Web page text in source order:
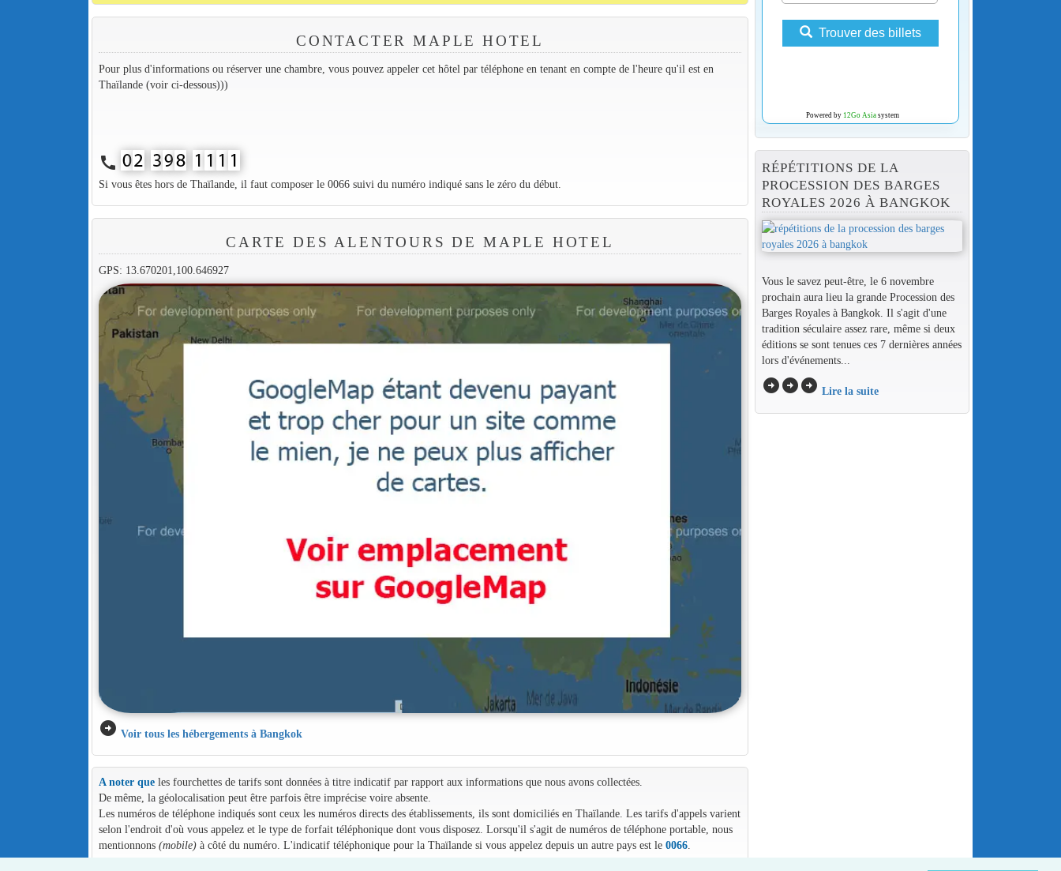
CONTACTER MAPLE HOTEL
Pour plus d'informations ou réserver une chambre, vous pouvez appeler cet hôtel par téléphone en tenant en compte de l'heure qu'il est en
Thaïlande (voir ci-dessous)))
call
Si vous êtes hors de Thaïlande, il faut composer le 0066 suivi du numéro indiqué sans le zéro du début.
CARTE DES ALENTOURS DE MAPLE HOTEL
GPS: 13.670201,100.646927
arrow_circle_right Voir tous les hébergements à Bangkok
A noter queles fourchettes de tarifs sont données à titre indicatif par rapport aux informations que nous avons collectées.
De même, la géolocalisation peut être parfois être imprécise voire absente.
Les numéros de téléphone indiqués sont ceux les numéros directs des établissements, ils sont domiciliés en Thaïlande. Les tarifs d'appels varient
selon l'endroit d'où vous appelez et le type de forfait téléphonique dont vous disposez. Lorsqu'il s'agit de numéros de téléphone portable, nous
mentionnons (mobile)à côté du numéro. L'indicatif téléphonique pour la Thaïlande si vous appelez depuis un autre pays est le 0066.
Trouver des billets
Powered by 12Go Asiasystem
RÉPÉTITIONS DE LA
PROCESSION DES BARGES
ROYALES 2026 À BANGKOK
Vous le savez peut-être, le 6 novembre
prochain aura lieu la grande Procession des
Barges Royales à Bangkok. Il s'agit d'une
tradition séculaire assez rare, même si deux
éditions se sont tenues ces 7 dernières années
lors d'événements...
arrow_circle_rightarrow_circle_rightarrow_circle_right Lire la suite